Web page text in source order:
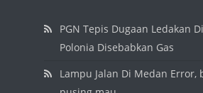
PGN Tepis Dugaan Ledakan
Polonia Disebabkan Gas
Lampu Jalan Di Medan